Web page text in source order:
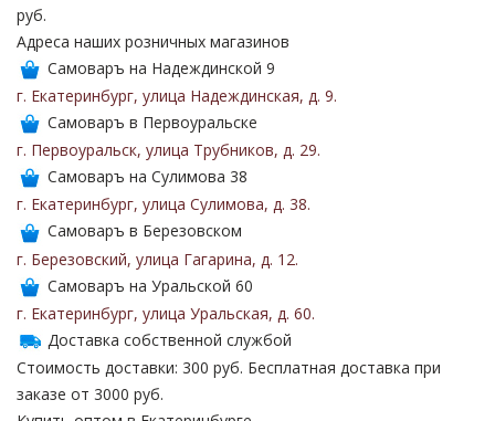
руб.
Адреса наших розничных магазинов
Самоваръ на Надеждинской 9
г. Екатеринбург, улица Надеждинская, д. 9.
Самоваръ в Первоуральске
г. Первоуральск, улица Трубников, д. 29.
Самоваръ на Сулимова 38
г. Екатеринбург, улица Сулимова, д. 38.
Самоваръ в Березовском
г. Березовский, улица Гагарина, д. 12.
Самоваръ на Уральской 60
г. Екатеринбург, улица Уральская, д. 60.
Доставка собственной службой
Стоимость доставки: 300 руб. Бесплатная доставка при
заказе от 3000 руб.